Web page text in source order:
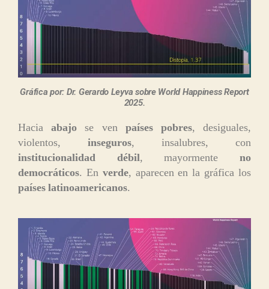
Gráfica por: Dr. Gerardo Leyva sobre World Happiness Report
2025.
Haciaabajo se ven países pobres, desiguales,
violentos, inseguros, insalubres, con
institucionalidad débil, mayormenteno
democráticos. En verde, aparecen en la gráfica los
países latinoamericanos.